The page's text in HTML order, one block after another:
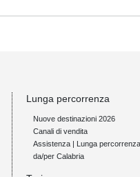
Lunga percorrenza
Nuove destinazioni 2026
Canali di vendita
Assistenza | Lunga
da/per Calabria